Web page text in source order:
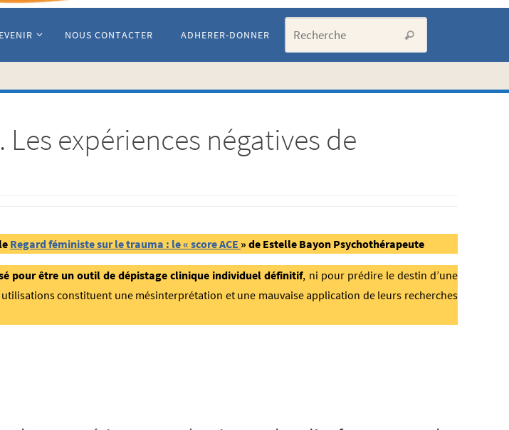
NOUS CONTACTER ADHERER-DONNER Recherche
Les expériences négatives de
Regard féministe sur le trauma : le « score ACE » de Estelle Bayon Psychothérapeute
pour être un outil de dépistage clinique individuel définitif, ni pour prédire le destin d’une
constituent une mésinterprétation et une mauvaise application de leurs recherches